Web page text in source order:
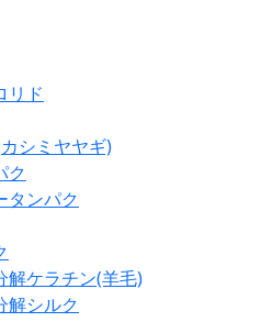
リド
シミヤヤギ)
ク
タンパク
解ケラチン(羊毛)
解シルク